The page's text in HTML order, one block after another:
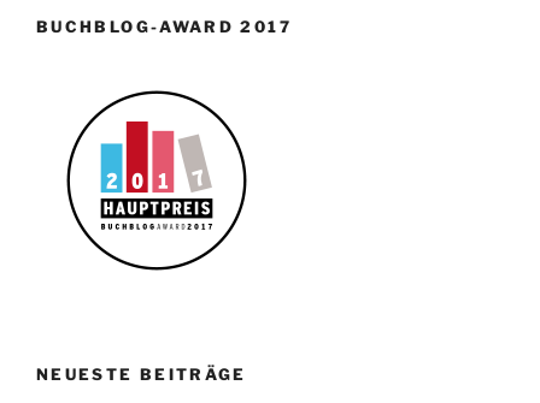
BUCHBLOG-AWARD 2017
NEUESTE BEITRÄGE